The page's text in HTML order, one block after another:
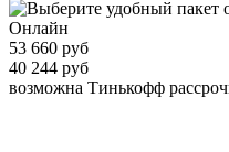
Онлайн
53 660 руб
40 244 руб
возможна Тинькофф